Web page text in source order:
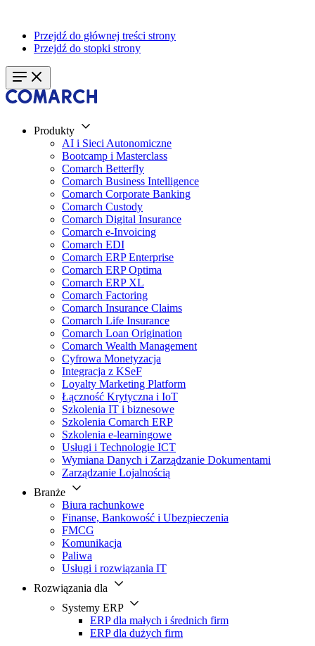
Przejdź do głównej treści strony
Przejdź do stopki strony
Produkty
AI i Sieci Autonomiczne
Bootcamp i Masterclass
Comarch Betterfly
Comarch Business Intelligence
Comarch Corporate Banking
Comarch Custody
Comarch Digital Insurance
Comarch e-Invoicing
Comarch EDI
Comarch ERP Enterprise
Comarch ERP Optima
Comarch ERP XL
Comarch Factoring
Comarch Insurance Claims
Comarch Life Insurance
Comarch Loan Origination
Comarch Wealth Management
Cyfrowa Monetyzacja
Integracja z KSeF
Loyalty Marketing Platform
Łączność Krytyczna i IoT
Szkolenia IT i biznesowe
Szkolenia Comarch ERP
Szkolenia e-learningowe
Usługi i Technologie ICT
Wymiana Danych i Zarządzanie Dokumentami
Zarządzanie Lojalnością
Branże
Biura rachunkowe
Finanse, Bankowość i Ubezpieczenia
FMCG
Komunikacja
Paliwa
Usługi i rozwiązania IT
Rozwiązania dla
Systemy ERP
ERP dla małych i średnich firm
ERP dla dużych firm